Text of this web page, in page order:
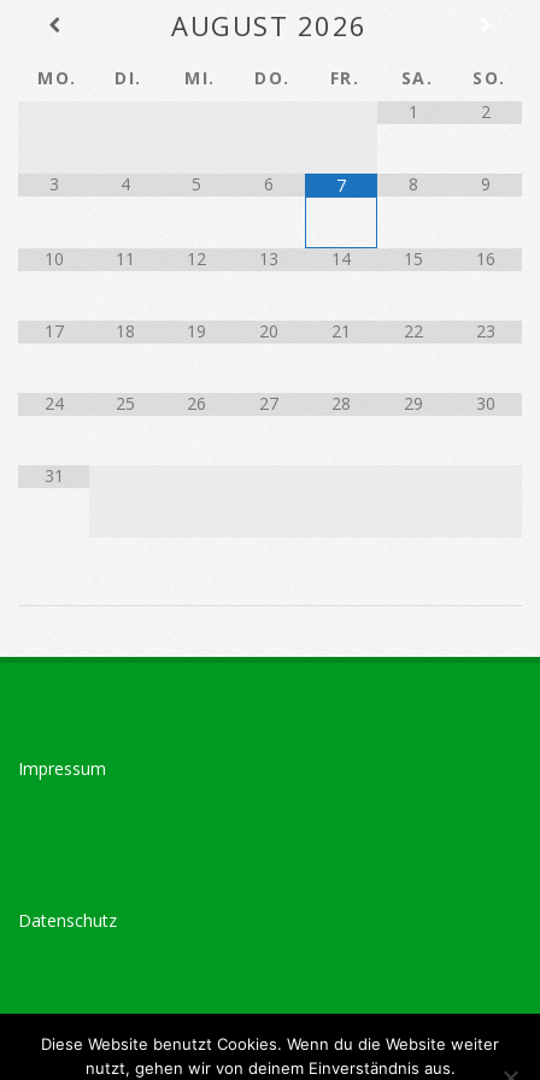
AUGUST 2026
MO. DI. MI. DO. FR. SA.
SO.
1
2
3 4 5 6 7 8 9
10 11 12 13 14 15 16
17 18 19 20 21 22 23
24 25 26 27 28 29 30
31
10-
Impressum
Datenschutz
Diese Website benutzt Cookies. Wenn du die Website weiter
nutzt, gehen wir von deinem Einverständnis aus.